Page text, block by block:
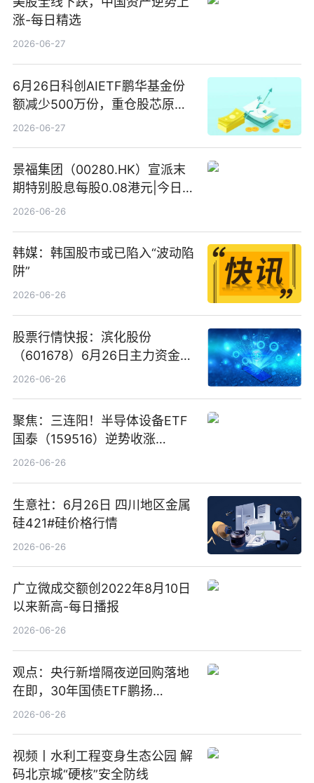
涨-每日精选
2026-06-27
6月26日科创AIETF鹏华基金份
额减少500万份，重仓股芯原股
份、寒武纪、澜起科技 观速讯
2026-06-27
景福集团（00280.HK）宣派末
期特别股息每股0.08港元|今日快
看
2026-06-26
韩媒：韩国股市或已陷入“波动陷
阱”
2026-06-26
股票行情快报：滨化股份
（601678）6月26日主力资金净
卖出5964.34万元
2026-06-26
聚焦：三连阳！半导体设备ETF
国泰（159516）逆势收涨
3.5%，近10日累计净流入超65
2026-06-26
生意社：6月26日 四川地区金属
硅421#硅价格行情
2026-06-26
广立微成交额创2022年8月10日
以来新高-每日播报
2026-06-26
观点：央行新增隔夜逆回购落地
在即，30年国债ETF鹏扬
(511090) 盘中小幅上涨
2026-06-26
视频丨水利工程变身生态公园 解
码北京城“硬核”安全防线